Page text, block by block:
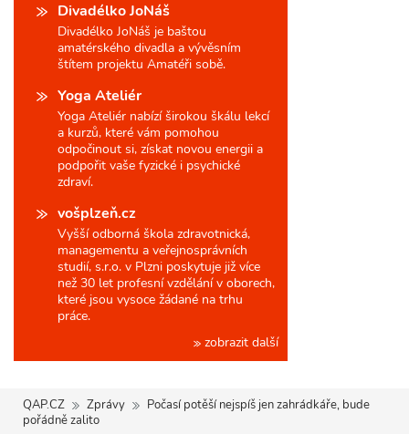
Divadélko JoNáš
Divadélko JoNáš je baštou
amatérského divadla a vývěsním
štítem projektu Amatéři sobě.
Yoga Ateliér
Yoga Ateliér nabízí širokou škálu lekcí
a kurzů, které vám pomohou
odpočinout si, získat novou energii a
podpořit vaše fyzické i psychické
zdraví.
vošplzeň.cz
Vyšší odborná škola zdravotnická,
managementu a veřejnosprávních
studií, s.r.o. v Plzni poskytuje již více
než 30 let profesní vzdělání v oborech,
které jsou vysoce žádané na trhu
práce.
zobrazit další
QAP.CZ Zprávy
Počasí potěší nejspíš jen zahrádkáře, bude
pořádně zalito